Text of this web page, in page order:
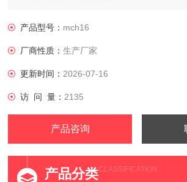
驱动马达(Motor):单相电动机马达380伏5.5
产品型号： mch16
厂商性质：生产厂家
更新时间： 2026-07-16
访 问 量： 2135
产品咨询
产品分类CLASSIFICATION